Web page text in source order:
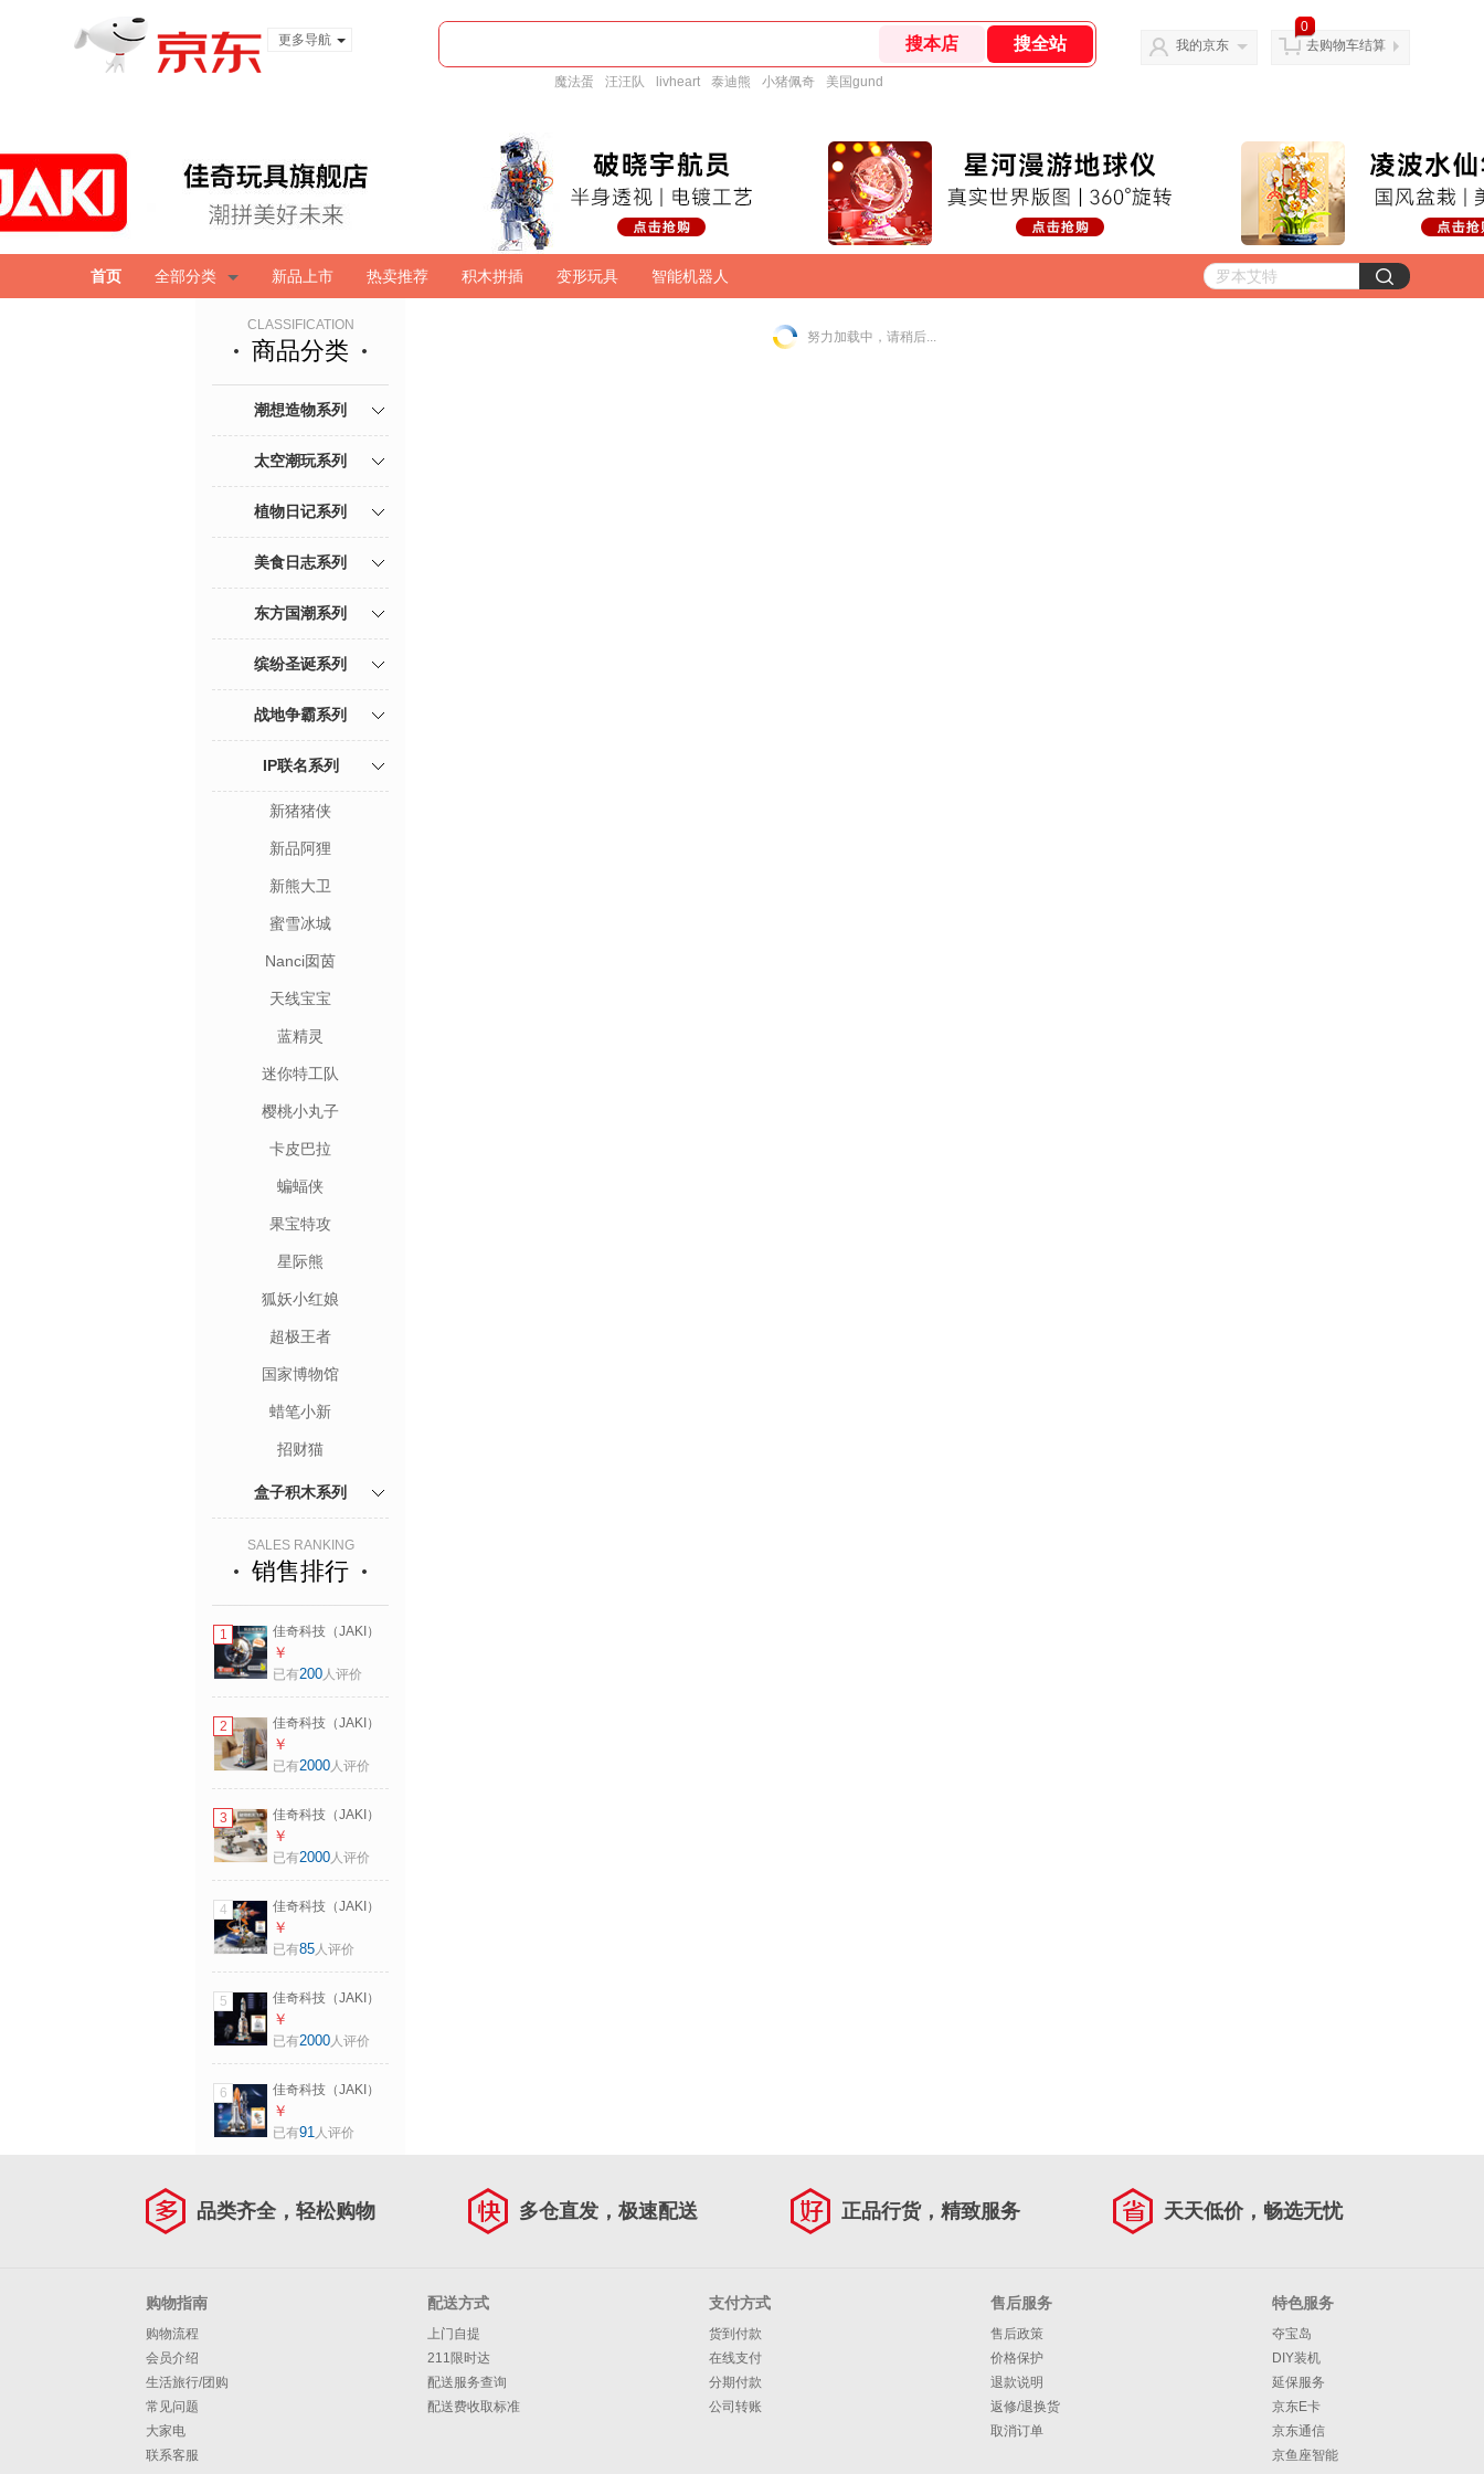
更多导航
魔法蛋 汪汪队 livheart 泰迪熊 小猪佩奇 美国gund
我的京东
0
去购物车结算
首页 全部分类 新品上市 热卖推荐 积木拼插 变形玩具 智能机器人
CLASSIFICATION
商品分类
潮想造物系列
太空潮玩系列
植物日记系列
美食日志系列
东方国潮系列
缤纷圣诞系列
战地争霸系列
IP联名系列
新猪猪侠
新品阿狸
新熊大卫
蜜雪冰城
Nanci囡茵
天线宝宝
蓝精灵
迷你特工队
樱桃小丸子
卡皮巴拉
蝙蝠侠
果宝特攻
星际熊
狐妖小红娘
超极王者
国家博物馆
蜡笔小新
招财猫
盒子积木系列
SALES RANKING
销售排行
1
佳奇科技（JAKI）
积木拼装破晓月球
基地地球仪宇航员
7仓发货+精美礼
盒】破晓航天地球
仪
￥
已有200人评价
2
佳奇科技（JAKI）
积木拼装破晓五号
火箭宇航员模型航
丰包邮】破晓五号
火箭+防尘罩
￥
已有2000人评价
3
佳奇科技（JAKI）
积木拼装太空模型
飞机火箭宇航员航
丰+礼盒】破晓航天
飞机
￥
已有2000人评价
4
佳奇科技（JAKI）
积木拼装破晓太阳
能驱动火箭空间站
能火箭
￥
已有85人评价
5
佳奇科技（JAKI）
积木拼装太空模型
飞机火箭宇航员航
丰+礼盒】破晓五号
火箭
￥
已有2000人评价
6
佳奇科技（JAKI）
遨游星际航天飞机
积木拼装太空模型
天飞机
￥
已有91人评价
努力加载中，请稍后...
品类齐全，轻松购物 多仓直发，极速配送 正品行货，精致服务 天天低价，畅选无忧
购物指南
购物流程
会员介绍
生活旅行/团购
常见问题
大家电
联系客服
配送方式
上门自提
211限时达
配送服务查询
配送费收取标准
支付方式
货到付款
在线支付
分期付款
公司转账
售后服务
售后政策
价格保护
退款说明
返修/退换货
取消订单
特色服务
夺宝岛
DIY装机
延保服务
京东E卡
京东通信
京鱼座智能